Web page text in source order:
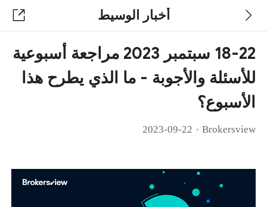
أخبار الوسيط
18-22 سبتمبر 2023 مراجعة أسبوعية
للأسئلة والأجوبة - ما الذي يطرح هذا
الأسبوع؟
Brokersview
·
2023-09-22